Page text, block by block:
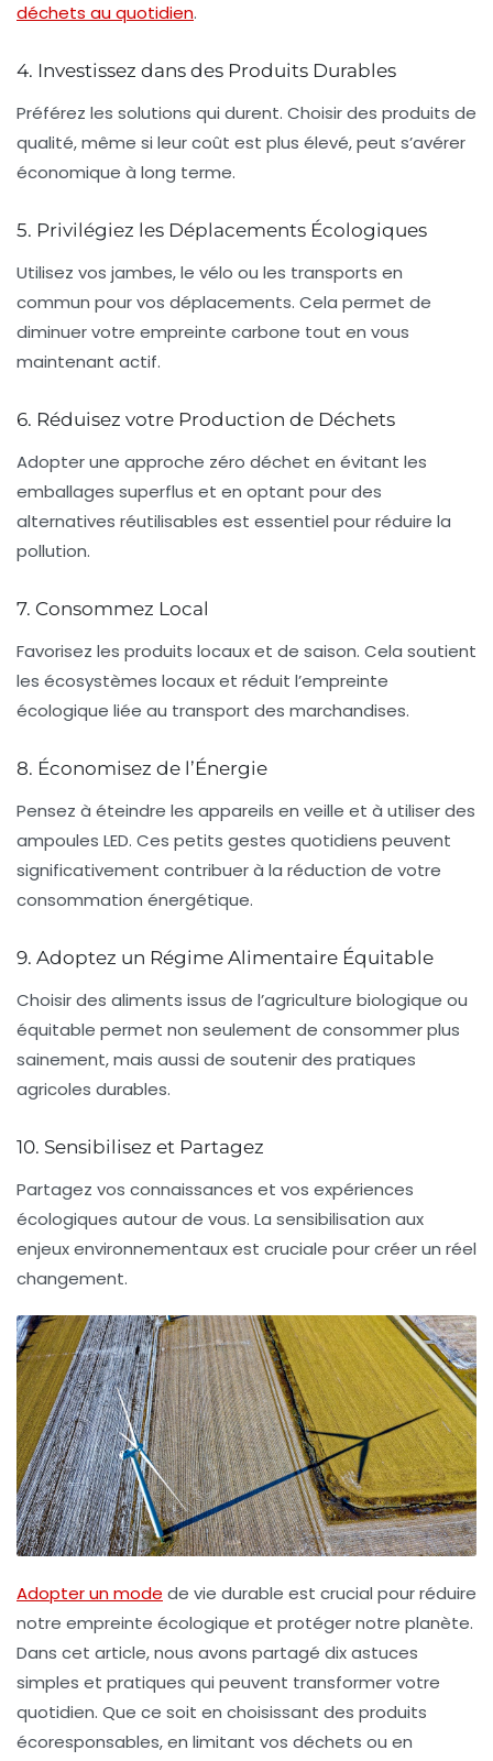
déchets au quotidien.
4. Investissez dans des Produits Durables
Préférez les solutions qui durent. Choisir des produits de
qualité, même si leur coût est plus élevé, peut s’avérer
économique à long terme.
5. Privilégiez les Déplacements Écologiques
Utilisez vos jambes, le vélo ou les transports en
commun pour vos déplacements. Cela permet de
diminuer votre empreinte carbone tout en vous
maintenant actif.
6. Réduisez votre Production de Déchets
Adopter une approche zéro déchet en évitant les
emballages superflus et en optant pour des
alternatives réutilisables est essentiel pour réduire la
pollution.
7. Consommez Local
Favorisez les produits locaux et de saison. Cela soutient
les écosystèmes locauxet réduit l’empreinte
écologique liée au transport des marchandises.
8. Économisez de l’Énergie
Pensez à éteindre les appareils en veille et à utiliser des
ampoules LED. Ces petits gestes quotidiens peuvent
significativement contribuer à la réduction de votre
consommation énergétique.
9. Adoptez un Régime Alimentaire Équitable
Choisir des aliments issus de l’agriculture biologique ou
équitable permet non seulement de consommer plus
sainement, mais aussi de soutenir des pratiques
agricoles durables.
10. Sensibilisez et Partagez
Partagez vos connaissances et vos expériences
écologiques autour de vous. La sensibilisation aux
enjeux environnementaux est cruciale pour créer un réel
changement.
Adopter un mode de vie durable est crucial pour réduire
notre empreinte écologique et protéger notre planète.
Dans cet article, nous avons partagé dix astuces
simples et pratiques qui peuvent transformer votre
quotidien. Que ce soit en choisissant des produits
écoresponsables, en limitant vos déchets ou en